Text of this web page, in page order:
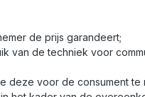
de prijs garandeert;
van de techniek voor
deze voor de consument te